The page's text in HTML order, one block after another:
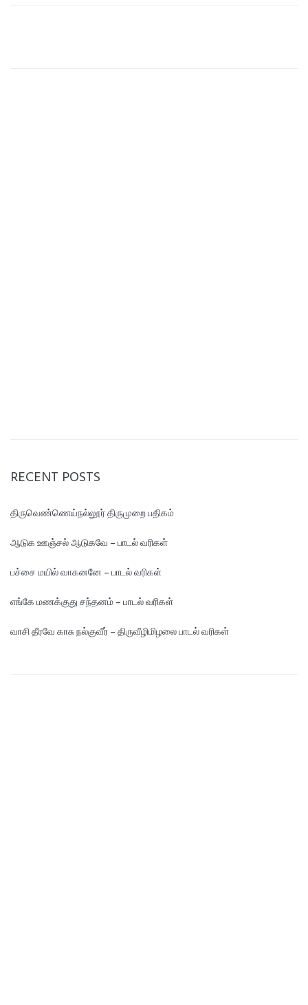
RECENT POSTS
திருவெண்ணெய்நல்லூர் திருமுறை பதிகம்
ஆடுக ஊஞ்சல் ஆடுகவே – பாடல் வரிகள்
பச்சை மயில் வாகனனே – பாடல் வரிகள்
எங்கே மண‌க்குது சந்தனம் – பாடல் வரிகள்
வாசி தீரவே காசு நல்குவீர் – திருவீழிமிழலை பாடல் வரிகள்